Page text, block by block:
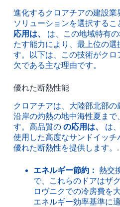
進化するクロアチアの建設業
ソリューションを選択するこ
応用は、
は、この地域特有
たす能力により、最上位の選
す。以下は、この技術がク
欠である主な理由です。
優れた断熱性能
クロアチアは、大陸部北部
沿岸の灼熱の地中海性夏まで
す。高品質の の応用は、
は
使用した高度なサンドイッチ
優れた断熱性を提供します。.
エネルギー節約： 熱交
で、これらのドアはザ
ロヴニクでの冷房費を
エネルギー効率基準に